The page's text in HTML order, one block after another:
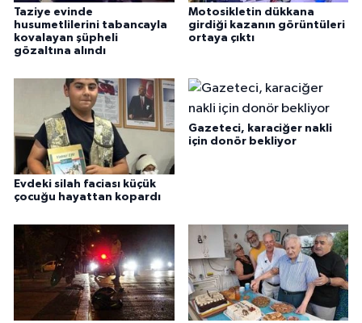
Taziye evinde
husumetlilerini tabancayla
kovalayan şüpheli
gözaltına alındı
Motosikletin dükkana
girdiği kazanın görüntüleri
ortaya çıktı
Evdeki silah faciası küçük
çocuğu hayattan kopardı
Gazeteci, karaciğer nakli
için donör bekliyor